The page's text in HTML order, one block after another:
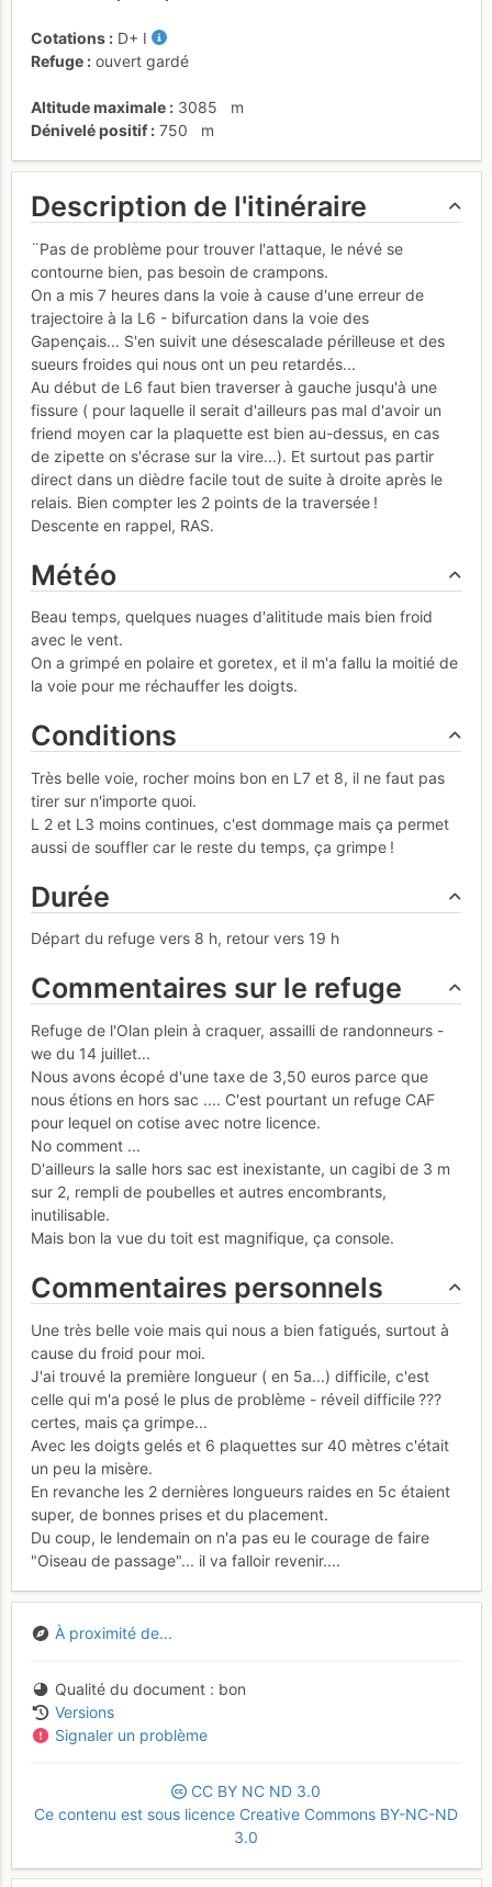
Cotations D+ I
Refuge
ouvert gardé
Altitude maximale 3085
m
Dénivelé positif
750 m
Description de l'itinéraire
¨Pas de problème pour trouver l'attaque, le névé se
contourne bien, pas besoin de crampons.
On a mis 7 heures dans la voie à cause d'une erreur de
trajectoire à la L6 - bifurcation dans la voie des
Gapençais... S'en suivit une désescalade périlleuse et des
sueurs froides qui nous ont un peu retardés...
Au début de L6 faut bien traverser à gauche jusqu'à une
fissure ( pour laquelle il serait d'ailleurs pas mal d'avoir un
friend moyen car la plaquette est bien au-dessus, en cas
de zipette on s'écrase sur la vire...). Et surtout pas partir
direct dans un dièdre facile tout de suite à droite après le
relais. Bien compter les 2 points de la traversée !
Descente en rappel, RAS.
Météo
Beau temps, quelques nuages d'alititude mais bien froid
avec le vent.
On a grimpé en polaire et goretex, et il m'a fallu la moitié de
la voie pour me réchauffer les doigts.
Conditions
Très belle voie, rocher moins bon en L7 et 8, il ne faut pas
tirer sur n'importe quoi.
L 2 et L3 moins continues, c'est dommage mais ça permet
aussi de souffler car le reste du temps, ça grimpe !
Durée
Départ du refuge vers 8 h, retour vers 19 h
Commentaires sur le refuge
Refuge de l'Olan plein à craquer, assailli de randonneurs -
we du 14 juillet...
Nous avons écopé d'une taxe de 3,50 euros parce que
nous étions en hors sac .... C'est pourtant un refuge CAF
pour lequel on cotise avec notre licence.
No comment ...
D'ailleurs la salle hors sac est inexistante, un cagibi de 3 m
sur 2, rempli de poubelles et autres encombrants,
inutilisable.
Mais bon la vue du toit est magnifique, ça console.
Commentaires personnels
Une très belle voie mais qui nous a bien fatigués, surtout à
cause du froid pour moi.
J'ai trouvé la première longueur ( en 5a...) difficile, c'est
celle qui m'a posé le plus de problème - réveil difficile ???
certes, mais ça grimpe...
Avec les doigts gelés et 6 plaquettes sur 40 mètres c'était
un peu la misère.
En revanche les 2 dernières longueurs raides en 5c étaient
super, de bonnes prises et du placement.
Du coup, le lendemain on n'a pas eu le courage de faire
"Oiseau de passage"... il va falloir revenir....
À proximité de...
Qualité du document
bon
Versions
Signaler un problème
CC BY NC ND 3.0
Ce contenu est sous licence Creative Commons BY-NC-ND
3.0